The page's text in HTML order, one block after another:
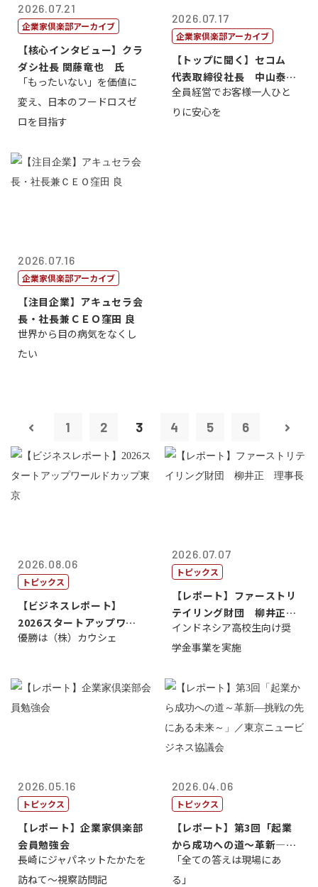
2026.07.21
企業家倶楽部アーカイブ
【核心インタビュー】クラ
ダシ社長 関藤竜也 氏
「もったいない」を価値に
変え、日本のフードロスゼ
ロを目指す
2026.07.17
企業家倶楽部アーカイブ
【トップに聞く】セコム
代表取締役社長 中山泰
男
全員経営でお客様一人ひと
りに安心を
2026.07.16
企業家倶楽部アーカイブ
【注目企業】アキュセラ会
長・社長兼ＣＥＯ窪田 良
世界から目の病気をなくし
たい
1 2 3 4 5 6
2026.08.06
トピックス
【ビジネスレポート】
2026スタートアップワー
ルドカップ東京
優勝は（株）カウシェ
2026.07.07
トピックス
【レポート】ファーストリ
テイリング財団 柳井正
理事長
インドネシア高校生向け奨
学金事業を実施
2026.05.16
トピックス
【レポート】企業家倶楽部
会員勉強会
長崎にジャパネットたかたを
訪ねて～視察訪問記
2026.04.06
トピックス
【レポート】第3回「起業
から成功への道～革新―挑
戦の先にある...
「全ての答えは現場にあ
る」